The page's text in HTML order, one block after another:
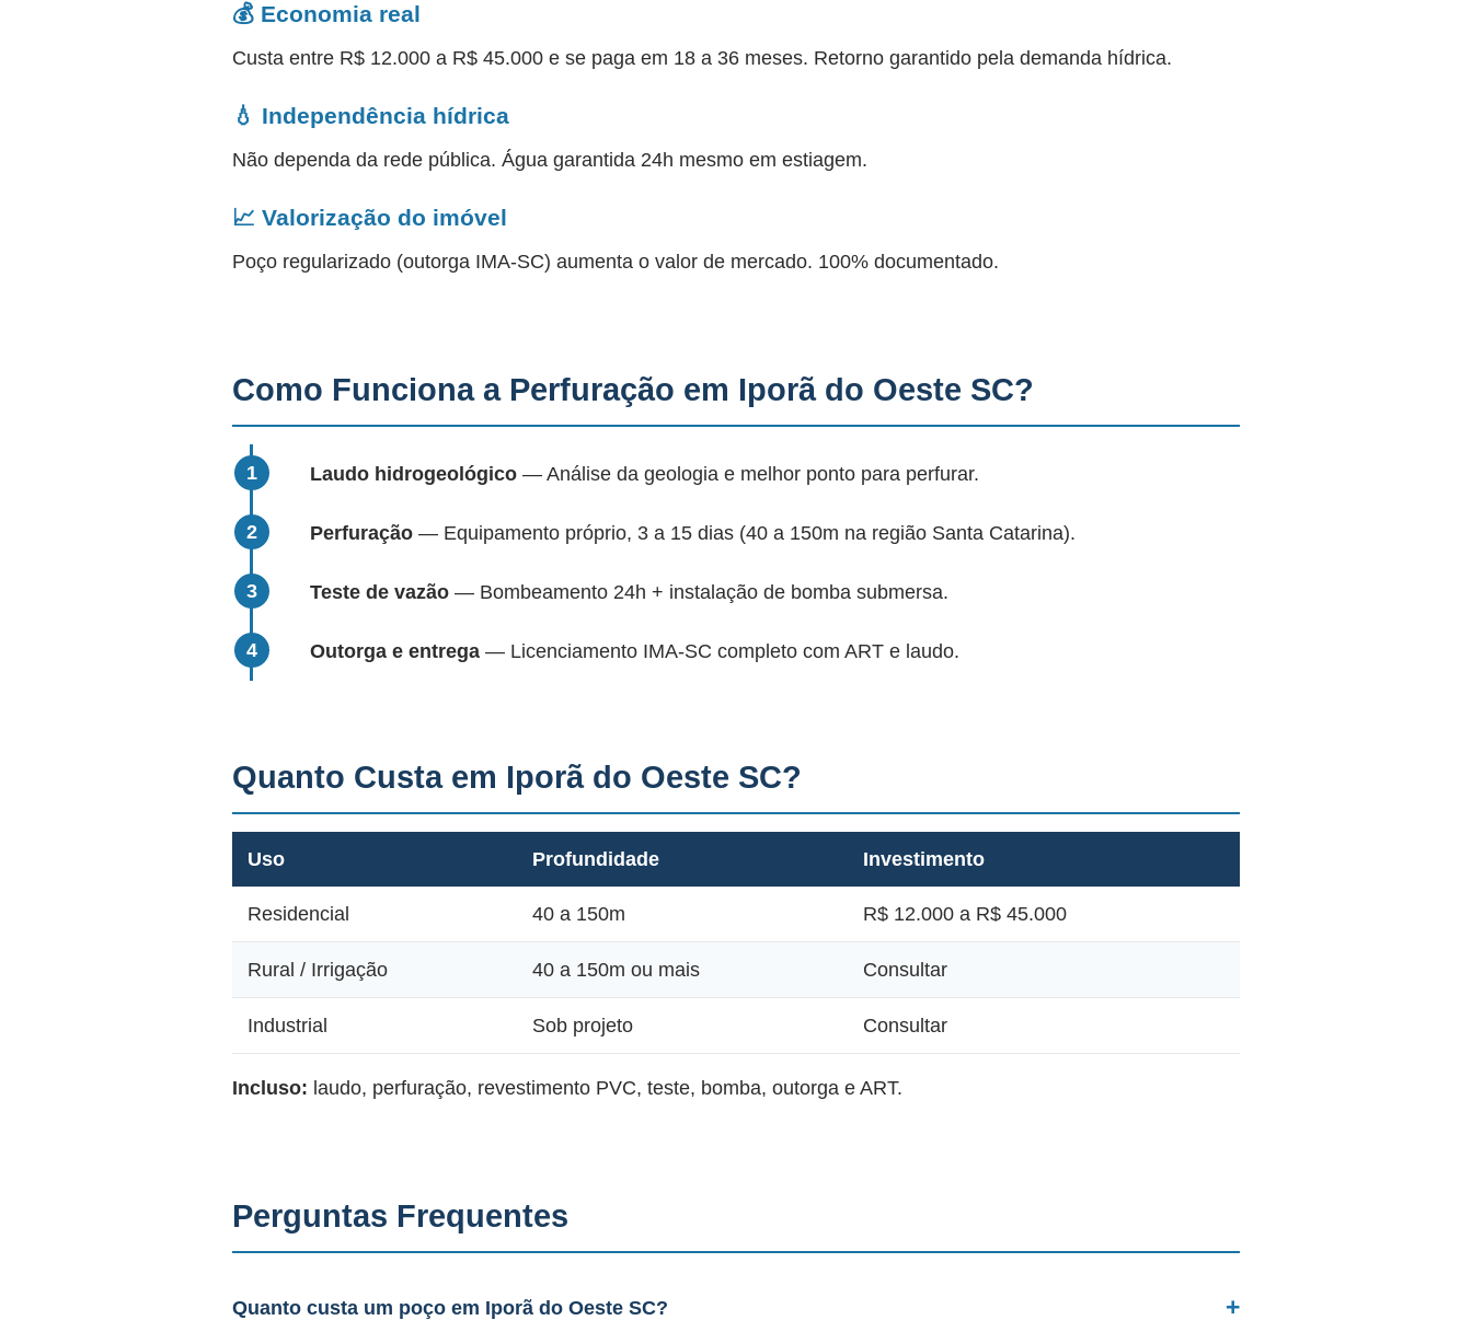
💰 Economia real
Custa entre R$ 12.000 a R$ 45.000 e se paga em 18 a 36 meses. Retorno garantido pela demanda hídrica.
💧 Independência hídrica
Não dependa da rede pública. Água garantida 24h mesmo em estiagem.
📈 Valorização do imóvel
Poço regularizado (outorga IMA-SC) aumenta o valor de mercado. 100% documentado.
Como Funciona a Perfuração em Iporã do Oeste SC?
Laudo hidrogeológico — Análise da geologia e melhor ponto para perfurar.
Perfuração — Equipamento próprio, 3 a 15 dias (40 a 150m na região Santa Catarina).
Teste de vazão — Bombeamento 24h + instalação de bomba submersa.
Outorga e entrega — Licenciamento IMA-SC completo com ART e laudo.
Quanto Custa em Iporã do Oeste SC?
Uso Profundidade Investimento
Residencial 40 a 150m R$ 12.000 a R$ 45.000
Rural / Irrigação 40 a 150m ou mais Consultar
Industrial Sob projeto Consultar
Incluso: laudo, perfuração, revestimento PVC, teste, bomba, outorga e ART.
Perguntas Frequentes
Quanto custa um poço em Iporã do Oeste SC?